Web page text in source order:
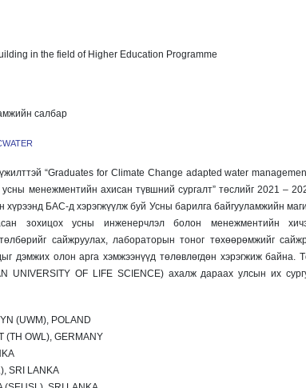
in the field of Higher Education Programme
салбар
“Graduates for Climate Change adapted water
менежментийн ахисан түвшний сургалт” төслийг 2021 –
БАС-д хэрэгжүүлж буй Усны барилга байгууламжийн
зохицох усны инженерчлэл болон менежментийн
сайжруулах, лабораторын тоног төхөөрөмжийг
дэмжих олон арга хэмжээнүүд төлөвлөгдөн хэрэгжиж байна.
UNIVERSITY OF LIFE SCIENCE) ахалж дараах улсын их
(UWM), POLAND
(TH OWL), GERMANY
SRI LANKA